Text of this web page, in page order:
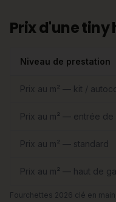
Prix d'une tiny
Niveau de prestation
Prix au m² — kit /
Prix au m² — entrée de
Prix au m² — standard
Prix au m² — haut de
Fourchettes 2026 clé en